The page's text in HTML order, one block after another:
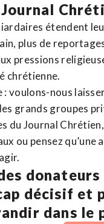
étendent
plus de
pressions
chrétienne.
: voulons-nous
grands groupes
du Journal
ou pensez
donateurs
décisif et
dans le